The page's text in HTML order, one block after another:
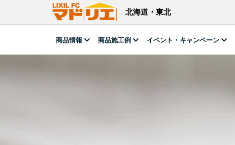
北海道・東北
商品情報 商品施工例 イベント・キャンペーン